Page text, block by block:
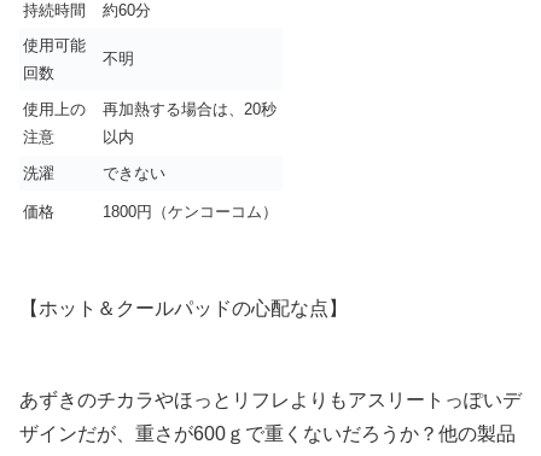
持続時間
約60分
使用可能
回数
不明
使用上の
注意
再加熱する場合は、20秒
以内
洗濯
できない
価格 1800円（ケンコーコム）
【ホット＆クールパッドの心配な点】
あずきのチカラやほっとリフレよりもアスリートっぽいデ
ザインだが、重さが600ｇで重くないだろうか？他の製品